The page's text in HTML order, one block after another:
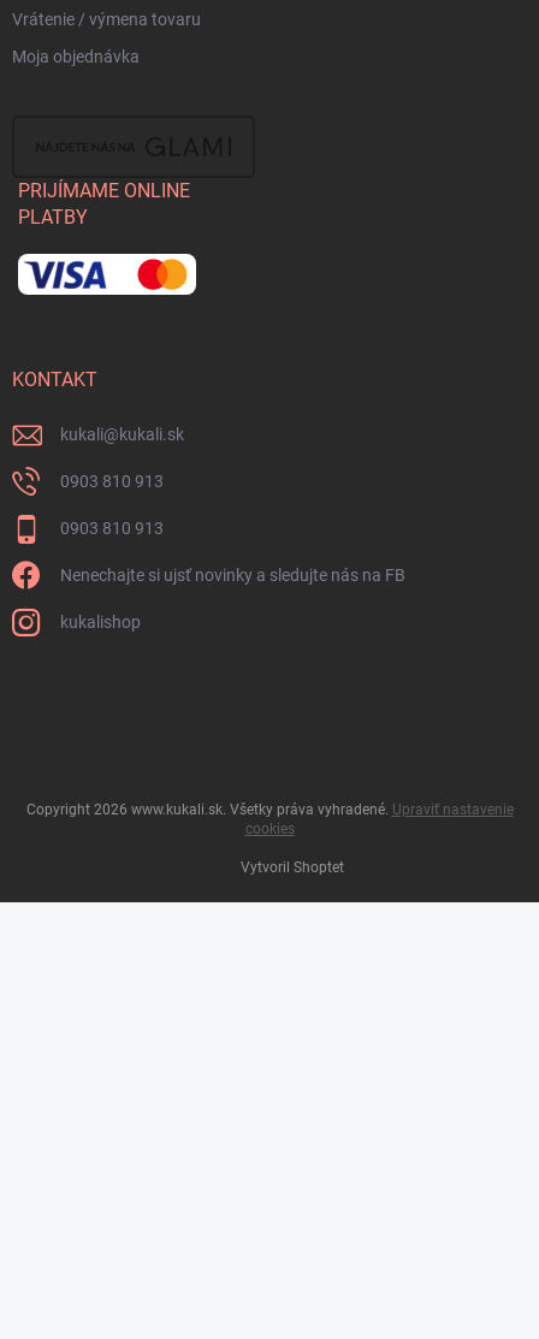
Vrátenie / výmena tovaru
Moja objednávka
PRIJÍMAME ONLINE
PLATBY
KONTAKT
kukali@kukali.sk
0903 810 913
0903 810 913
Nenechajte si ujsť novinky a sledujte nás na FB
kukalishop
Vytvoril Shoptet
Copyright 2026 www.kukali.sk. Všetky práva vyhradené. Upraviť nastavenie
cookies